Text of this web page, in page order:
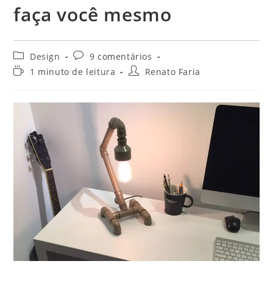
faça você mesmo
Categoria
do
post:
Design
Comentários
do
post:
9 comentários
Tempo1 minuto de leitura
AutorRenato Faria